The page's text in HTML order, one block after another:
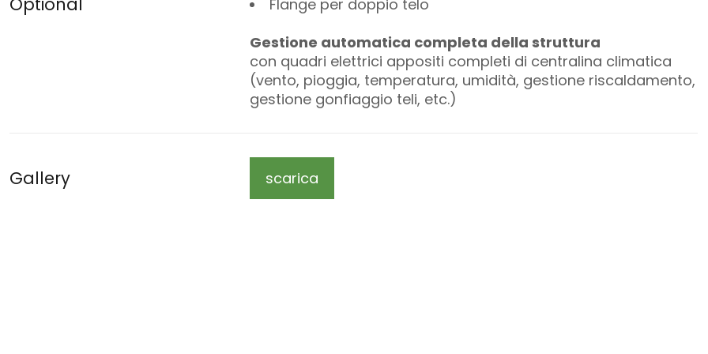
Flange per doppio telo
Gestione automatica completa della struttura
con quadri elettrici appositi completi di centralina climatica
(vento, pioggia, temperatura, umidità, gestione riscaldamento,
gestione gonfiaggio teli, etc.)
Gallery scarica